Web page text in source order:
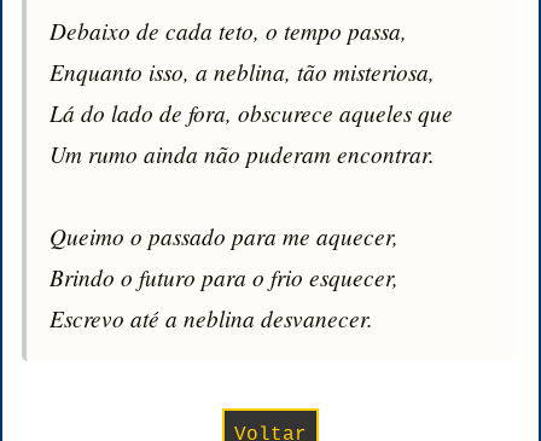
Debaixo de cada teto, o tempo passa,
Enquanto isso, a neblina, tão misteriosa,
Lá do lado de fora, obscurece aqueles que
Um rumo ainda não puderam encontrar.
Queimo o passado para me aquecer,
Brindo o futuro para o frio esquecer,
Escrevo até a neblina desvanecer.
Voltar